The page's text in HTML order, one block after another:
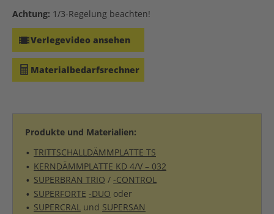
Achtung: 1/3-Regelung beachten!
Verlegevideo ansehen
Materialbedarfsrechner
Produkte und Materialien:
TRITTSCHALLDÄMMPLATTE TS
KERNDÄMMPLATTE KD 4/V – 032
SUPERBRAN TRIO / -CONTROL
SUPERFORTE -DUO oder
SUPERCRAL und SUPERSAN